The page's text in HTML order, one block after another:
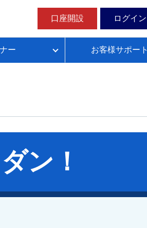
口座開設 ログイン
無料デモ取引
ー お客様サポート
ン！